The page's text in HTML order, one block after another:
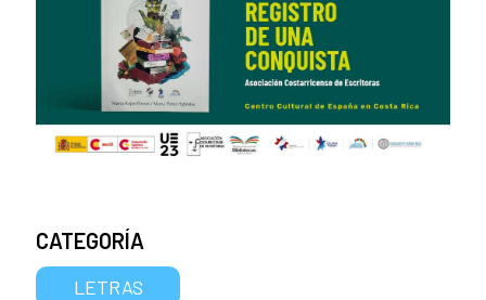
CATEGORÍA
LETRAS